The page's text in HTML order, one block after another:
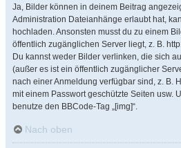
Ja, Bilder können in deinem Beitrag
Administration Dateianhänge erlaubt hat,
hochladen. Ansonsten musst du zu einem
öffentlich zugänglichen Server liegt, z. B.
Du kannst weder Bilder verlinken, die sich
(außer es ist ein öffentlich zugänglicher
nach einer Anmeldung verfügbar sind, z. B.
mit einem Passwort geschützte Seiten usw.
benutze den BBCode-Tag „[img]“.
Nach oben